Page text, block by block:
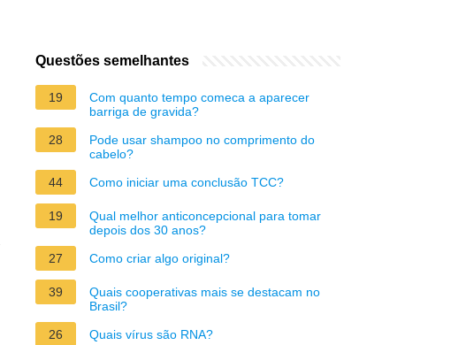
Questões semelhantes
19
Com quanto tempo comeca a aparecer
barriga de gravida?
28
Pode usar shampoo no comprimento do
cabelo?
44
Como iniciar uma conclusão TCC?
19
Qual melhor anticoncepcional para tomar
depois dos 30 anos?
27
Como criar algo original?
39
Quais cooperativas mais se destacam no
Brasil?
26
Quais vírus são RNA?